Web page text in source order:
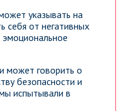
указывать на
себя от негативных
эмоциональное
может говорить о
безопасности и
испытывали в